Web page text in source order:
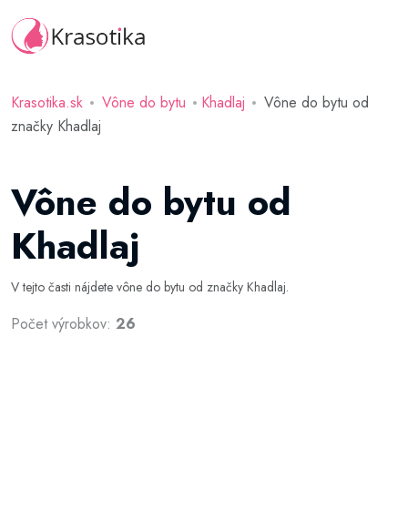
Krasotika.sk Vône do bytu Khadlaj
Vône do bytu od
značky Khadlaj
Vône do bytu od
Khadlaj
V tejto časti nájdete vône do bytu od značky Khadlaj.
Počet výrobkov: 26